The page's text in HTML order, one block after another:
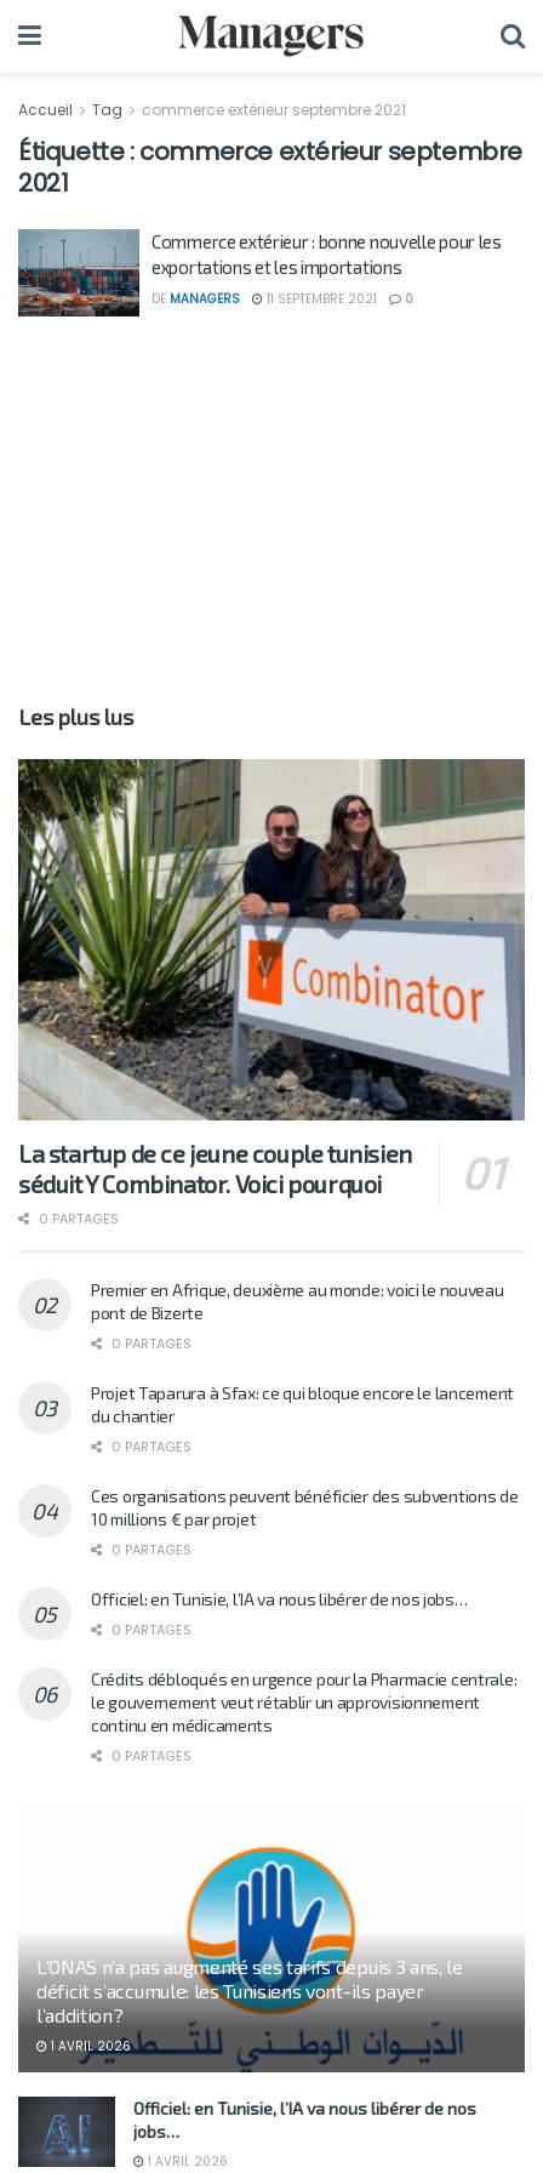
Accueil Tag commerce extérieur septembre 2021
Étiquette :commerce extérieur septembre
2021
Commerce extérieur : bonne nouvelle pour les
exportations et les importations
DE MANAGERS 11 SEPTEMBRE 2021 0
Les plus lus
La startup de ce jeune couple tunisien
séduit Y Combinator. Voici pourquoi
0 PARTAGES
Premier en Afrique, deuxième au monde: voici le nouveau
pont de Bizerte
0 PARTAGES
Projet Taparura à Sfax: ce qui bloque encore le lancement
du chantier
0 PARTAGES
Ces organisations peuvent bénéficier des subventions de
10 millions € par projet
0 PARTAGES
Officiel: en Tunisie, l’IA va nous libérer de nos jobs…
0 PARTAGES
Crédits débloqués en urgence pour la Pharmacie centrale:
le gouvernement veut rétablir un approvisionnement
continu en médicaments
0 PARTAGES
L’ONAS n’a pas augmenté ses tarifs depuis 3 ans, le
déficit s’accumule: les Tunisiens vont-ils payer
l’addition?
1 AVRIL 2026
Officiel: en Tunisie, l’IA va nous libérer de nos
jobs…
1 AVRIL 2026